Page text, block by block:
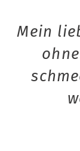
Mein